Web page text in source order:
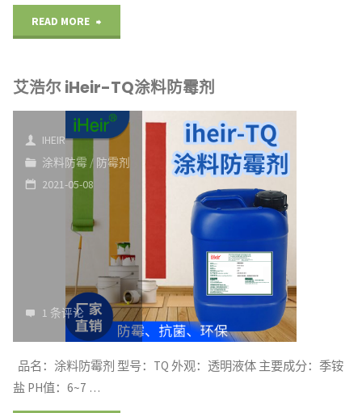
READ MORE
尔
iHeir-
QF
膏"
艾浩尔 iHeir-TQ涂料防霉剂
IHEIR
涂料防霉 / 防霉剂
2021-05-08
1 条评论
品名：涂料防霉剂 型号：TQ 外观：透明液体 主要成分：季铵
盐 PH值：6~7 …